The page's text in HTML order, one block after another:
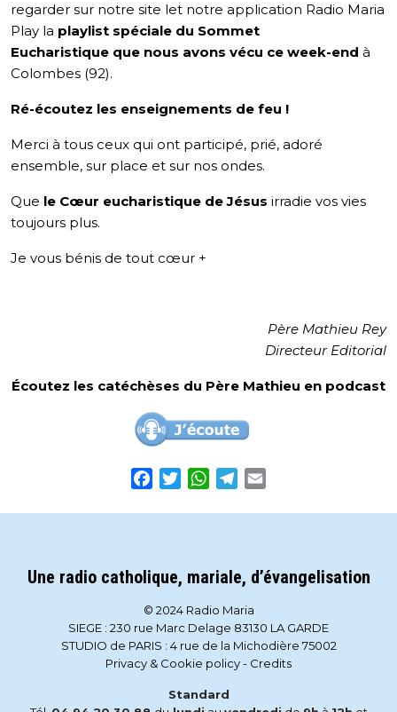
regarder sur notre site let notre application Radio Maria
Play la playlist spéciale du Sommet
Eucharistique que nous avons vécu ce week-end à
Colombes (92).
Ré-écoutez les enseignements de feu !
Merci à tous ceux qui ont participé, prié, adoré
ensemble, sur place et sur nos ondes.
Que le Cœur eucharistique de Jésus irradie vos vies
toujours plus.
Je vous bénis de tout cœur +
Père Mathieu Rey
Directeur Editorial
Écoutez les catéchèses du Père Mathieu en podcast
Facebook
TwitterWhatsApp
Telegram
Une radio catholique, mariale, d’évangelisation
© 2024 Radio Maria
SIEGE : 230 rue Marc Delage 83130 LA GARDE
STUDIO de PARIS : 4 rue de la Michodière 75002
Privacy & Cookie policy- Credits
Standard